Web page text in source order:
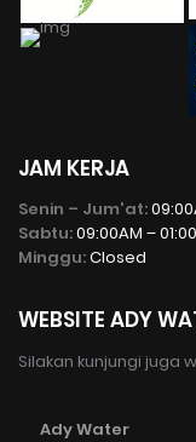
JAM KERJA
Senin – Jum'at:
Sabtu:09:00AM –
Minggu:Closed
WEBSITE ADY
Silakan kunjungi juga
Ady Water